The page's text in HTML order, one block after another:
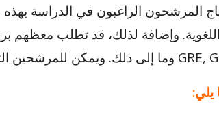
المرشحون الراغبون في الدراسة
وإضافة لذلك، قد تطلب معظهم
يلي: